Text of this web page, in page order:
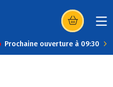
(s’ouvre dans
Prochaine ouverture à 09:30